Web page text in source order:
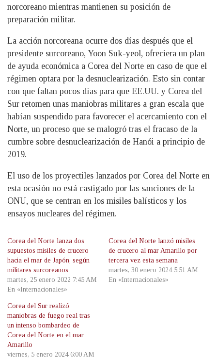
norcoreano mientras mantienen su posición de
preparación militar.
La acción norcoreana ocurre dos días después que el
presidente surcoreano, Yoon Suk-yeol, ofreciera un plan
de ayuda económica a Corea del Norte en caso de que el
régimen optara por la desnuclearización. Esto sin contar
con que faltan pocos días para que EE.UU. y Corea del
Sur retomen unas maniobras militares a gran escala que
habían suspendido para favorecer el acercamiento con el
Norte, un proceso que se malogró tras el fracaso de la
cumbre sobre desnuclearización de Hanói a principio de
2019.
El uso de los proyectiles lanzados por Corea del Norte en
esta ocasión no está castigado por las sanciones de la
ONU, que se centran en los misiles balísticos y los
ensayos nucleares del régimen.
Corea del Norte lanza dos
supuestos misiles de crucero
hacia el mar de Japón, según
militares surcoreanos
martes, 25 enero 2022 7:45 AM
En «Internacionales»
Corea del Norte lanzó misiles
de crucero al mar Amarillo por
tercera vez esta semana
martes, 30 enero 2024 5:51 AM
En «Internacionales»
Corea del Sur realizó
maniobras de fuego real tras
un intenso bombardeo de
Corea del Norte en el mar
Amarillo
viernes, 5 enero 2024 6:00 AM